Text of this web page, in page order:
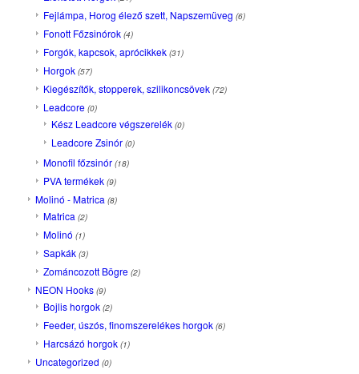
Fejlámpa, Horog élező szett, Napszemüveg (6)
Fonott Főzsinórok (4)
Forgók, kapcsok, aprócikkek (31)
Horgok (57)
Kiegészítők, stopperek, szilikoncsövek (72)
Leadcore (0)
Kész Leadcore végszerelék (0)
Leadcore Zsinór (0)
Monofil főzsinór (18)
PVA termékek (9)
Molinó - Matrica (8)
Matrica (2)
Molinó (1)
Sapkák (3)
Zománcozott Bögre (2)
NEON Hooks (9)
Bojlis horgok (2)
Feeder, úszós, finomszerelékes horgok (6)
Harcsázó horgok (1)
Uncategorized (0)